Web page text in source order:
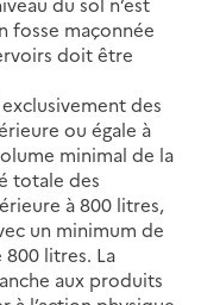
fosse maçonnée
doit être
des
ou égale à
minimal de la
totale des
à 800 litres,
un minimum de
litres. La
aux produits